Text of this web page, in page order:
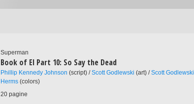
Superman
Book of El Part 10: So Say the Dead
Phillip Kennedy Johnson (script) /Scott Godlewski (art) /Scott Godlewski
Herms (colors)
20 pagine